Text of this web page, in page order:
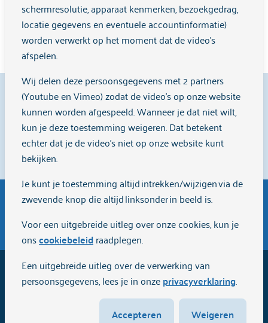
Mocht je nog vragen hebben over dit cookie statement dan
kun je een e-mail sturen aaninfo@arkin.nl.
Lees ook meer over onzeprivacyverklaring.
Cliënten beoordelen ons met een9,1opZorgkaart
Nederland.
9,1
Algemene inkoopvoorwaarden
2026Arkin
CookiebeleidPrivacyverklaringDisclaimer
schermresolutie, apparaat kenmerken, bezoekgedrag,
locatie gegevens en eventuele accountinformatie)
worden verwerkt op het moment dat de video's
afspelen.
Wij delen deze persoonsgegevens met 2 partners
(Youtube en Vimeo) zodat de video's op onze website
kunnen worden afgespeeld. Wanneer je dat niet wilt,
kun je deze toestemming weigeren. Dat betekent
echter dat je de video’s niet op onze website kunt
bekijken.
Je kunt je toestemming altijd intrekken/wijzigen via de
zwevende knop die altijd linksonder in beeld is.
Voor een uitgebreide uitleg over onze cookies, kun je
onscookiebeleidraadplegen.
Een uitgebreide uitleg over de verwerking van
persoonsgegevens, lees je in onzeprivacyverklaring.
Accepteren Weigeren